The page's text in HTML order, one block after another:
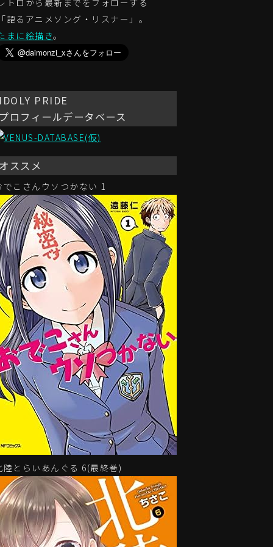
トロから最新までをフォローする
語るアニメソング・リスナー」。
まに絵描き。
PRIDE
ロフィールデータベース
ススメ
でこさんウソつかない 1
陸とらいあんぐる 6(最終巻)